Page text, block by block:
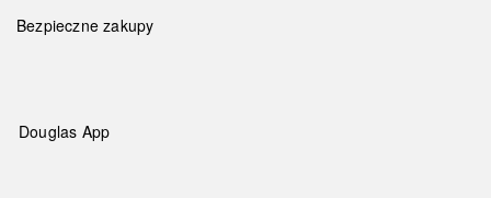
Bezpieczne zakupy
Douglas App